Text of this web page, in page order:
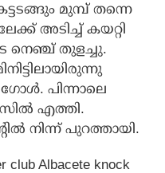
മുമ്പ് തന്നെ
അടിച്ച് കയറ്റി
നെഞ്ച് തുളച്ചു.
പിന്നാലെ
എത്തി.
നിന്ന് പുറത്തായി.
club Albacete knock